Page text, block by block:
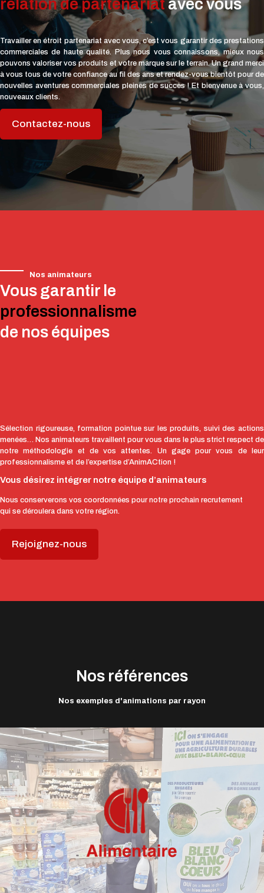
relation de partenariat avec vous
Travailler en étroit partenariat avec vous, c’est vous garantir des prestations
commerciales de haute qualité. Plus nous vous connaissons, mieux nous
pouvons valoriser vos produits et votre marque sur le terrain. Un grand merci
à vous tous de votre confiance au fil des ans et rendez-vous bientôt pour de
nouvelles aventures commerciales pleines de succès ! Et bienvenue à vous,
nouveaux clients.
Contactez-nous
Nos animateurs
Vous garantir le
professionnalisme
de nos équipes
Sélection rigoureuse, formation pointue sur les produits, suivi des actions
menées… Nos animateurs travaillent pour vous dans le plus strict respect de
notre méthodologie et de vos attentes. Un gage pour vous de leur
professionnalisme et de l’expertise d’AnimACtion !
Vous désirez intégrer notre équipe d’animateurs
Nous conserverons vos coordonnées pour notre prochain recrutement
qui se déroulera dans votre région.
Rejoignez-nous
Nos références
Nos exemples d'animations par rayon